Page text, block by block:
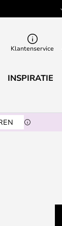
Klantenservice
INSPIRATIE